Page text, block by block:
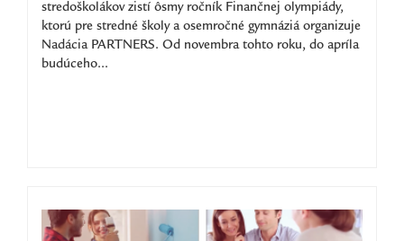
stredoškolákov zistí ôsmy ročník Finančnej olympiády,
ktorú pre stredné školy a osemročné gymnáziá organizuje
Nadácia PARTNERS. Od novembra tohto roku, do apríla
budúceho...